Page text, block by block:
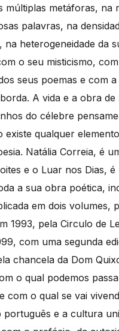
múltiplas metáforas, na
palavras, na
na heterogeneidade da
o seu misticismo,
seus poemas e com a
A vida e a obra de
do célebre
existe qualquer
Natália Correia, é
e o Luar nos Dias, é
a sua obra poética,
em dois volumes,
1993, pela Circulo de
com uma segunda
chancela da Dom
o qual podemos
com o qual se vai
português e a cultura